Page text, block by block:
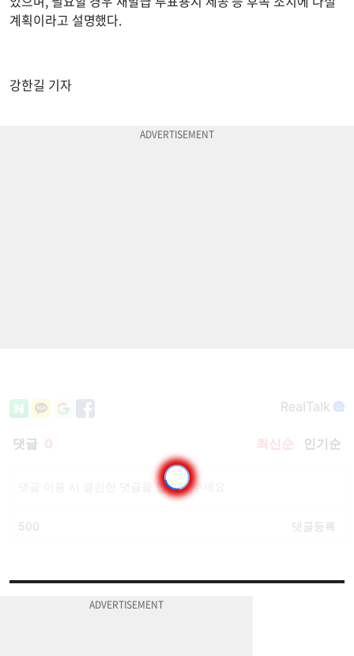
계획이라고 설명했다.
강한길 기자